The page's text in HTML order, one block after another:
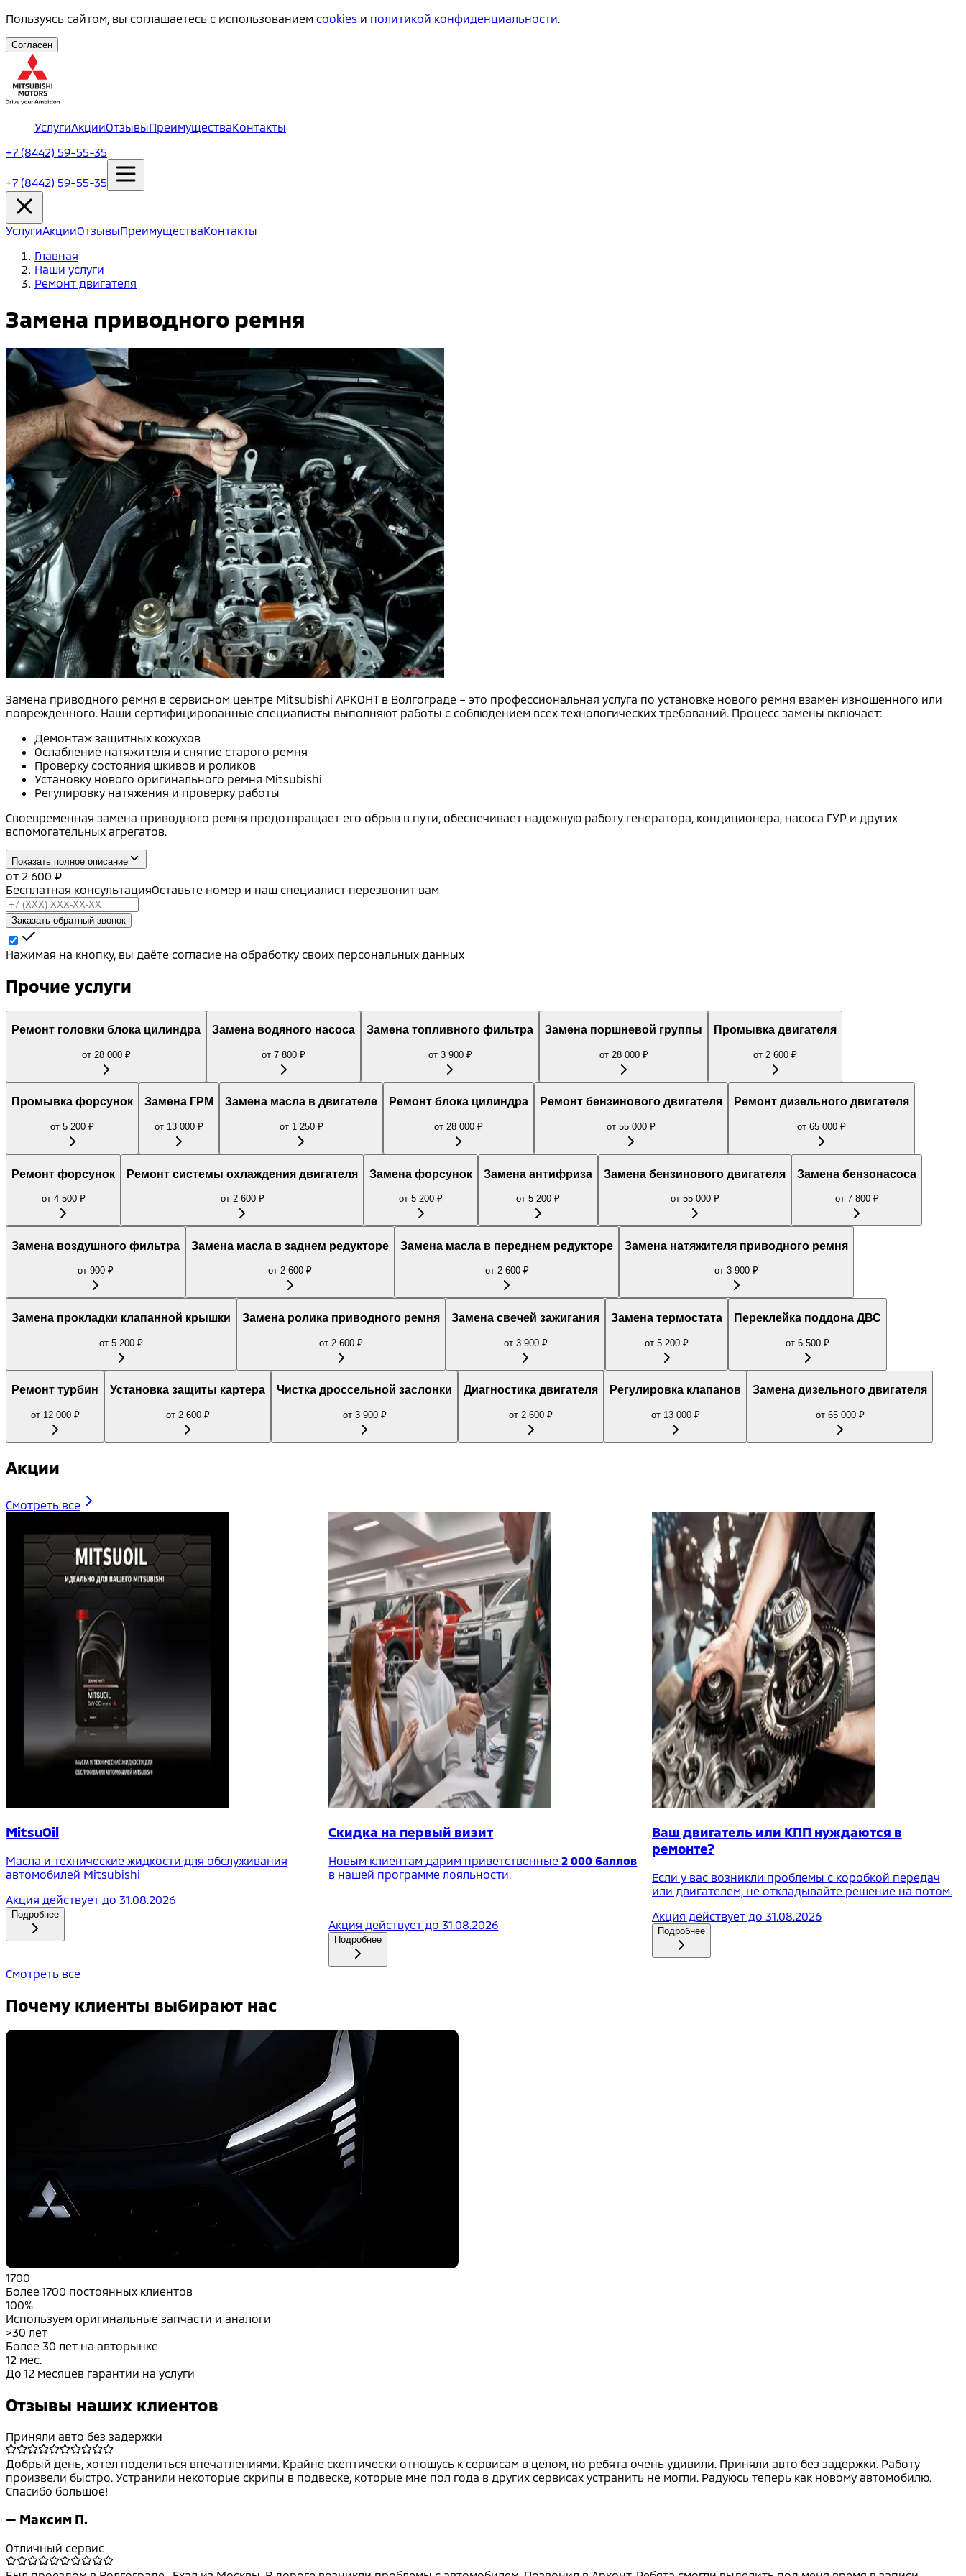
Пользуясь сайтом, вы соглашаетесь с использованием cookies и политикой конфиденциальности.
Согласен
УслугиАкцииОтзывыПреимуществаКонтакты
+7 (8442) 59-55-35
+7 (8442) 59-55-35
УслугиАкцииОтзывыПреимуществаКонтакты
Главная
Наши услуги
Ремонт двигателя
Замена приводного ремня
Замена приводного ремня в сервисном центре Mitsubishi АРКОНТ в Волгограде – это профессиональная услуга по установке нового ремня взамен изношенного или
поврежденного. Наши сертифицированные специалисты выполняют работы с соблюдением всех технологических требований. Процесс замены включает:
Демонтаж защитных кожухов
Ослабление натяжителя и снятие старого ремня
Проверку состояния шкивов и роликов
Установку нового оригинального ремня Mitsubishi
Регулировку натяжения и проверку работы
Своевременная замена приводного ремня предотвращает его обрыв в пути, обеспечивает надежную работу генератора, кондиционера, насоса ГУР и других
вспомогательных агрегатов.
Показать полное описание
от 2 600 ₽
Бесплатная консультацияОставьте номер и наш специалист перезвонит вам
Заказать обратный звонок
Нажимая на кнопку, вы даёте согласие на обработку своих персональных данных
Прочие услуги
Ремонт головки блока цилиндра
от 28 000₽
Замена водяного насоса
от 7 800 ₽
Замена топливного фильтра
от 3 900₽
Замена поршневой группы
от 28 000₽
Промывка двигателя
от 2 600 ₽
Промывка форсунок
от 5 200 ₽
Замена ГРМ
от 13 000 ₽
Замена масла в двигателе
от 1 250₽
Ремонт блока цилиндра
от 28 000 ₽
Ремонт бензинового двигателя
от 55 000 ₽
Ремонт дизельного двигателя
от 65 000 ₽
Ремонт форсунок
от 4 500₽
Ремонт системы охлаждения двигателя
от 2 600₽
Замена форсунок
от 5 200 ₽
Замена антифриза
от 5 200 ₽
Замена бензинового двигателя
от 55 000₽
Замена бензонасоса
от 7 800₽
Замена воздушного фильтра
от 900 ₽
Замена масла в заднем редукторе
от 2 600 ₽
Замена масла в переднем редукторе
от 2 600₽
Замена натяжителя приводного ремня
от 3 900 ₽
Замена прокладки клапанной крышки
от 5 200 ₽
Замена ролика приводного ремня
от 2 600 ₽
Замена свечей зажигания
от 3 900₽
Замена термостата
от 5 200 ₽
Переклейка поддона ДВС
от 6 500 ₽
Ремонт турбин
от 12 000₽
Установка защиты картера
от 2 600₽
Чистка дроссельной заслонки
от 3 900₽
Диагностика двигателя
от 2 600 ₽
Регулировка клапанов
от 13 000₽
Замена дизельного двигателя
от 65 000₽
Акции
Смотреть все
MitsuOil
Масла и технические жидкости для обслуживания
автомобилей Mitsubishi
Акция действует до 31.08.2026
Подробнее
Скидка на первый визит
Новым клиентам дарим приветственные2 000 баллов
в нашей программе лояльности.
Акция действует до31.08.2026
Подробнее
Ваш двигатель или КПП нуждаются в
ремонте?
Если у вас возникли проблемы с коробкой передач
или двигателем, не откладывайте решение на потом.
Акция действует до 31.08.2026
Подробнее
Смотреть все
Почему клиенты выбирают нас
1700
Более 1700 постоянных клиентов
100%
Используем оригинальные запчасти и аналоги
>30 лет
Более 30 лет на авторынке
12 мес.
До 12 месяцев гарантии на услуги
Отзывы наших клиентов
Приняли авто без задержки
Добрый день, хотел поделиться впечатлениями. Крайне скептически отношусь к сервисам в целом, но ребята очень удивили. Приняли авто без задержки. Работу
произвели быстро. Устранили некоторые скрипы в подвеске, которые мне пол года в других сервисах устранить не могли. Радуюсь теперь как новому автомобилю.
Спасибо большое!
— Максим П.
Отличный сервис